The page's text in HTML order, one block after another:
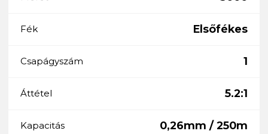
Fék Elsőfékes
Csapágyszám 1
Áttétel 5.2:1
Kapacitás 0,26mm / 250m